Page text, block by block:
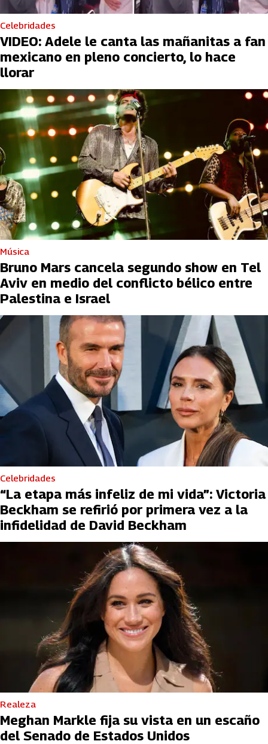
Celebridades
VIDEO: Adele le canta las mañanitas a fan
mexicano en pleno concierto, lo hace
llorar
Música
Bruno Mars cancela segundo show en Tel
Aviv en medio del conflicto bélico entre
Palestina e Israel
Celebridades
“La etapa más infeliz de mi vida”: Victoria
Beckham se refirió por primera vez a la
infidelidad de David Beckham
Realeza
Meghan Markle fija su vista en un escaño
del Senado de Estados Unidos